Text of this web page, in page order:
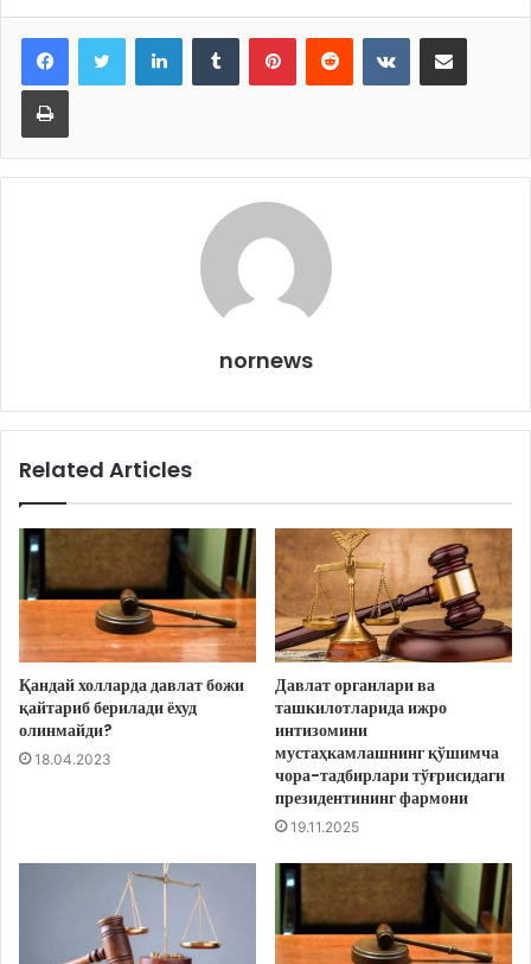
LinkedInTumblr PinterestReddit VKontakteShare via Email
Print
nornews
Related Articles
Қандай холларда давлат божи
қайтариб берилади ёхуд
олинмайди?
18.04.2023
Давлат органлари ва
ташкилотларида ижро
интизомини
мустаҳкамлашнинг қўшимча
чора-тадбирлари тўғрисидаги
президентининг фармони
19.11.2025